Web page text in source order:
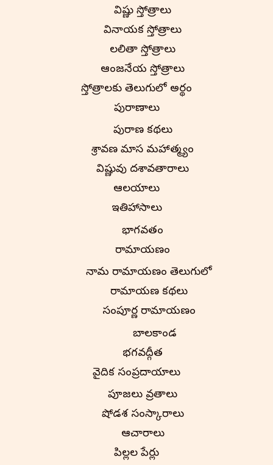
విష్ణు స్తోత్రాలు
వినాయక స్తోత్రాలు
లలితా స్తోత్రాలు
ఆంజనేయ స్తోత్రాలు
స్తోత్రాలకు తెలుగులో అర్థం
పురాణాలు
పురాణ కథలు
శ్రావణ మాస మహాత్మ్యం
విష్ణువు దశావతారాలు
ఆలయాలు
ఇతిహాసాలు
భాగవతం
రామాయణం
నామ రామాయణం తెలుగులో
రామాయణ కథలు
సంపూర్ణ రామాయణం
బాలకాండ
భగవద్గీత
వైదిక సంప్రదాయాలు
పూజలు వ్రతాలు
షోడశ సంస్కారాలు
ఆచారాలు
పిల్లల పేర్లు